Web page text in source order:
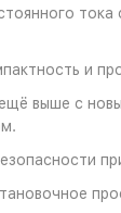
тока
и
выше с